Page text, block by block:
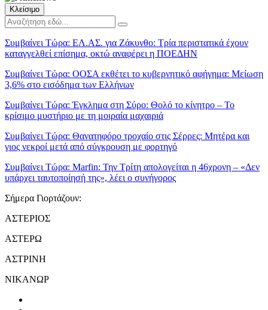
Κλείσιμο
Συμβαίνει Τώρα: ΕΛ.ΑΣ. για Ζάκυνθο: Τρία περιστατικά έχουν
καταγγελθεί επίσημα, οκτώ αναφέρει η ΠΟΕΔΗΝ
Συμβαίνει Τώρα: ΟΟΣΑ εκθέτει το κυβερνητικό αφήγημα: Μείωση
3,6% στο εισόδημα των Ελλήνων
Συμβαίνει Τώρα: Έγκλημα στη Σύρο: Θολό το κίνητρο – Το
κρίσιμο μυστήριο με τη μοιραία μαχαιριά
Συμβαίνει Τώρα: Θανατηφόρο τροχαίο στις Σέρρες: Μητέρα και
γιος νεκροί μετά από σύγκρουση με φορτηγό
Συμβαίνει Τώρα: Marfin: Την Τρίτη απολογείται η 46χρονη – «Δεν
υπάρχει ταυτοποίησή της», λέει ο συνήγορος
Σήμερα Γιορτάζουν:
ΑΣΤΕΡΙΟΣ
ΑΣΤΕΡΩ
ΑΣΤΡΙΝΗ
ΝΙΚΑΝΩΡ